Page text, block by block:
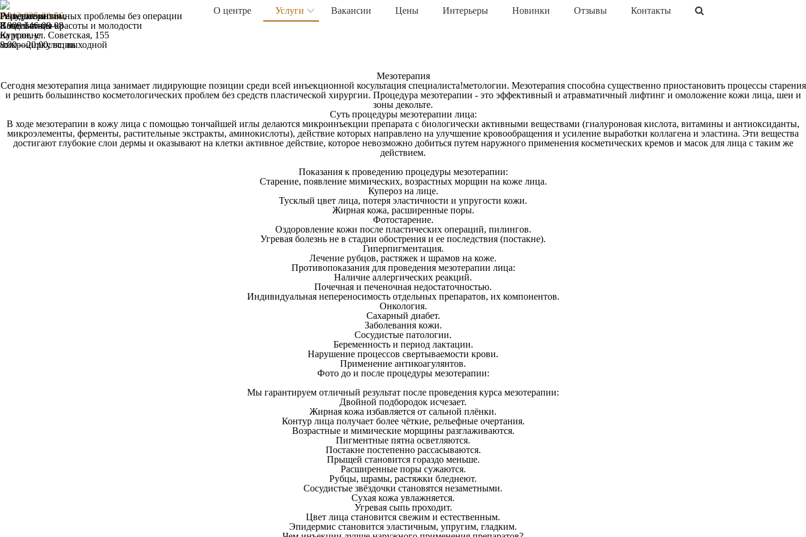
Гирудотерапия
Воздействие
на уровне
микроциркуляции
IV-терапия
Капельницы красоты и молодости
Решение интимных проблемы без операции
8 912 835-20-56,
8 909 146-08-08
Курган, ул. Советская, 155
8:00—20:00; вс: выходной
Мезотерапия
Сегодня мезотерапия лица занимает лидирующие позиции среди всей инъекционной косультация специалиста!метологии. Мезотерапия способна существенно приостановить процессы старения
и решить большинство косметологических проблем без средств пластической хирургии. Процедура мезотерапии - это эффективный и атравматичный лифтинг и омоложение кожи лица, шеи и
зоны декольте.
Суть процедуры мезотерапии лица:
В ходе мезотерапии в кожу лица с помощью тончайшей иглы делаются микроинъекции препарата с биологически активными веществами (гиалуроновая кислота, витамины и антиоксиданты,
микроэлементы, ферменты, растительные экстракты, аминокислоты), действие которых направлено на улучшение кровообращения и усиление выработки коллагена и эластина. Эти вещества
достигают глубокие слои дермы и оказывают на клетки активное действие, которое невозможно добиться путем наружного применения косметических кремов и масок для лица с таким же
действием.
Показания к проведению процедуры мезотерапии:
Старение, появление мимических, возрастных морщин на коже лица.
Купероз на лице.
Тусклый цвет лица, потеря эластичности и упругости кожи.
Жирная кожа, расширенные поры.
Фотостарение.
Оздоровление кожи после пластических операций, пилингов.
Угревая болезнь не в стадии обострения и ее последствия (постакне).
Гиперпигментация.
Лечение рубцов, растяжек и шрамов на коже.
Противопоказания для проведения мезотерапии лица:
Наличие аллергических реакций.
Почечная и печеночная недостаточностью.
Индивидуальная непереносимость отдельных препаратов, их компонентов.
Онкология.
Сахарный диабет.
Заболевания кожи.
Сосудистые патологии.
Беременность и период лактации.
Нарушение процессов свертываемости крови.
Применение антикоагулянтов.
Фото до и после процедуры мезотерапии:
Мы гарантируем отличный результат после проведения курса мезотерапии:
Двойной подбородок исчезает.
Жирная кожа избавляется от сальной плёнки.
Контур лица получает более чёткие, рельефные очертания.
Возрастные и мимические морщины разглаживаются.
Пигментные пятна осветляются.
Постакне постепенно рассасываются.
Прыщей становится гораздо меньше.
Расширенные поры сужаются.
Рубцы, шрамы, растяжки бледнеют.
Сосудистые звёздочки становятся незаметными.
Сухая кожа увлажняется.
Угревая сыпь проходит.
Цвет лица становится свежим и естественным.
Эпидермис становится эластичным, упругим, гладким.
О центре Услуги Вакансии Цены Интерьеры Новинки Отзывы Контакты